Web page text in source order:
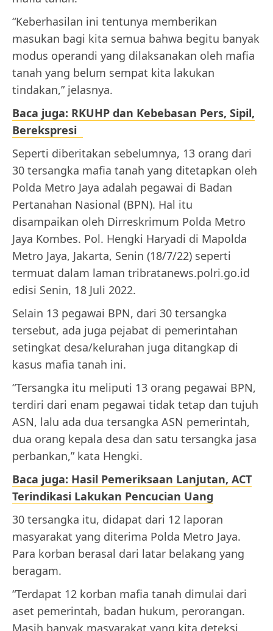
“Keberhasilan ini tentunya memberikan
masukan bagi kita semua bahwa begitu banyak
modus operandi yang dilaksanakan oleh mafia
tanah yang belum sempat kita lakukan
tindakan,” jelasnya.
Baca juga: RKUHP dan Kebebasan Pers, Sipil,
Berekspresi
Seperti diberitakan sebelumnya, 13 orang dari
30 tersangka mafia tanah yang ditetapkan oleh
Polda Metro Jaya adalah pegawai di Badan
Pertanahan Nasional (BPN). Hal itu
disampaikan oleh Dirreskrimum Polda Metro
Jaya Kombes. Pol. Hengki Haryadi di Mapolda
Metro Jaya, Jakarta, Senin (18/7/22) seperti
termuat dalam laman tribratanews.polri.go.id
edisi Senin, 18 Juli 2022.
Selain 13 pegawai BPN, dari 30 tersangka
tersebut, ada juga pejabat di pemerintahan
setingkat desa/kelurahan juga ditangkap di
kasus mafia tanah ini.
“Tersangka itu meliputi 13 orang pegawai BPN,
terdiri dari enam pegawai tidak tetap dan tujuh
ASN, lalu ada dua tersangka ASN pemerintah,
dua orang kepala desa dan satu tersangka jasa
perbankan,” kata Hengki.
Baca juga: Hasil Pemeriksaan Lanjutan, ACT
Terindikasi Lakukan Pencucian Uang
30 tersangka itu, didapat dari 12 laporan
masyarakat yang diterima Polda Metro Jaya.
Para korban berasal dari latar belakang yang
beragam.
“Terdapat 12 korban mafia tanah dimulai dari
aset pemerintah, badan hukum, perorangan.